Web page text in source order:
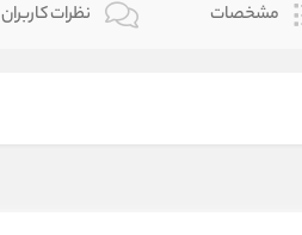
مشخصات نظرات کاربران